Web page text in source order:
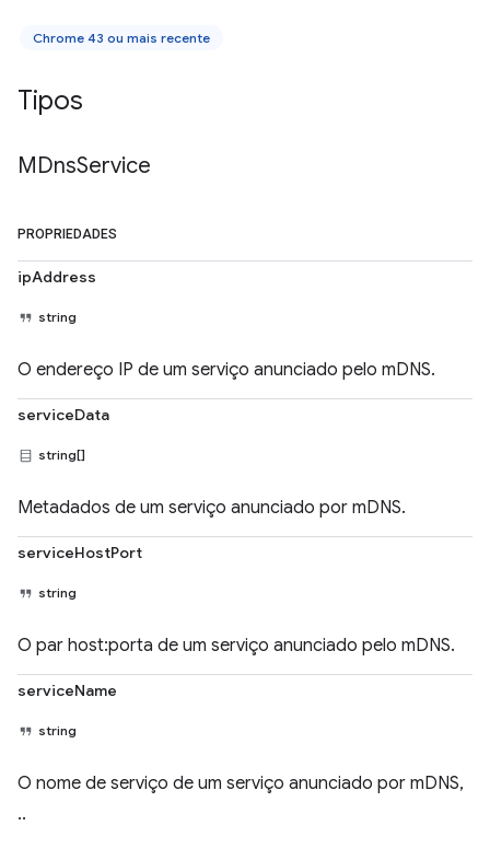
Chrome 43 ou mais recente
Tipos
MDnsService
PROPRIEDADES
ipAddress
string
O endereço IP de um serviço anunciado pelo mDNS.
serviceData
string[]
Metadados de um serviço anunciado por mDNS.
serviceHostPort
string
O par host:porta de um serviço anunciado pelo mDNS.
serviceName
string
O nome de serviço de um serviço anunciado por mDNS,
..